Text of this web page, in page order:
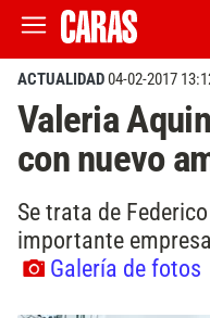
ACTUALIDAD04-02-2017
Valeria
con nuevo
Se trata de
importante
Galería de fotos